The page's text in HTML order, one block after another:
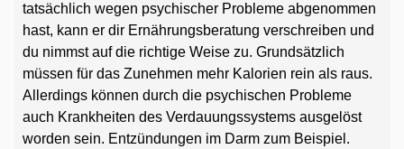
tatsächlich wegen psychischer Probleme abgenommen
hast, kann er dir Ernährungsberatung verschreiben und
du nimmst auf die richtige Weise zu. Grundsätzlich
müssen für das Zunehmen mehr Kalorien rein als raus.
Allerdings können durch die psychischen Probleme
auch Krankheiten des Verdauungssystems ausgelöst
worden sein. Entzündungen im Darm zum Beispiel.